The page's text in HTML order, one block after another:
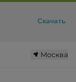
Москва
Скачать